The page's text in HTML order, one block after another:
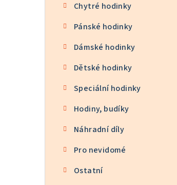
Chytré hodinky
Pánské hodinky
Dámské hodinky
Dětské hodinky
Speciální hodinky
Hodiny, budíky
Náhradní díly
Pro nevidomé
Ostatní